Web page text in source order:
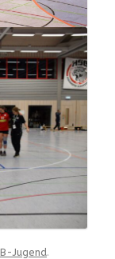
Jugend.